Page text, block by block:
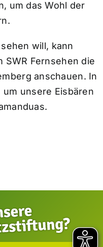
um das Wohl der
will, kann
SWR Fernsehen die
anschauen. In
unsere Eisbären